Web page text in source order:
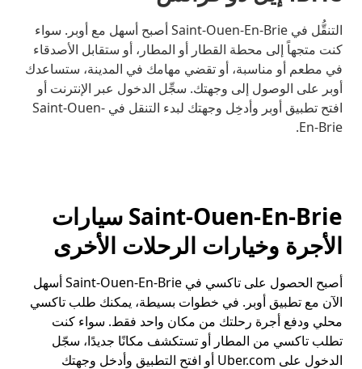
التنقُّل في Saint-Ouen-En-Brie أصبح أسهل مع أوبر. سواء
كنت متجهاً إلى محطة القطار أو المطار، أو ستقابل الأصدقاء
في مطعم أو مناسبة، أو تقضي مهامك في المدينة، ستساعدك
أوبر على الوصول إلى وجهتك. سجِّل الدخول عبر الإنترنت أو
افتح تطبيق أوبر وأدخِل وجهتك لبدء التنقل في Saint-Ouen-
En-Brie.
Saint-Ouen-En-Brie سيارات
الأجرة وخيارات الرحلات الأخرى
أصبح الحصول على تاكسي في Saint-Ouen-En-Brie أسهل
الآن مع تطبيق أوبر. في خطوات بسيطة، يمكنك طلب تاكسي
محلي ودفع أجرة رحلتك من مكان واحد فقط. سواء كنت
تطلب تاكسي من المطار أو تستكشف مكانًا جديدًا، سجّل
الدخول على Uber.com أو افتح التطبيق وأدخل وجهتك